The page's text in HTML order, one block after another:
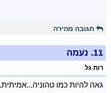
תגובה מהירה
11. נעמה
רות גל
גאה להיות כמו